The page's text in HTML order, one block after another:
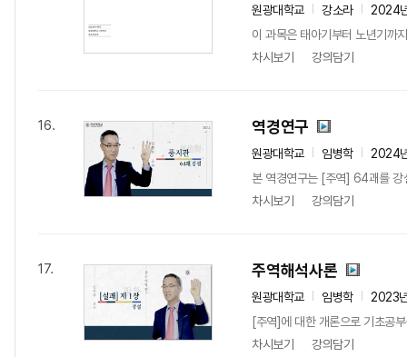
원광대학교 강소라
2024
이 과목은 태아기부터 노년기까
차시보기
강의담기
16. 역경연구
원광대학교 임병학
2024
본 역경연구는 [주역] 64괘를 강
차시보기
강의담기
17. 주역해석사론
원광대학교 임병학
2023
[주역]에 대한 개론으로 기초공
차시보기
강의담기